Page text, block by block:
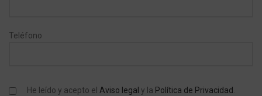
Teléfono
He leído y acepto el Aviso legal y la Política de Privacidad